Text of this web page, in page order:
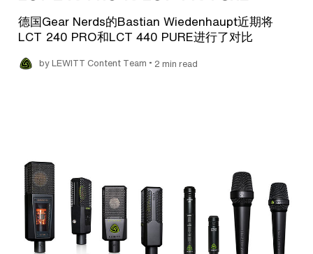
德国Gear Nerds的Bastian Wiedenhaupt近期将
LCT 240 PRO和LCT 440 PURE进行了对比
by LEWITT Content Team • 2 min read